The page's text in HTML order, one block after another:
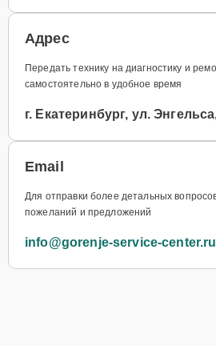
Адрес
Передать технику на диагностику и
самостоятельно в удобное время
г. Екатеринбург, ул.
Email
Для отправки более детальных
пожеланий и предложений
info@gorenje-service-center.ru